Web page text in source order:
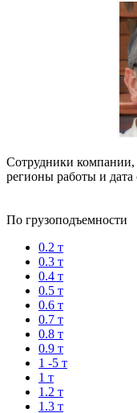
Сотрудники компании,
регионы работы и дата
По грузоподъемности
0.2 т
0.3 т
0.4 т
0.5 т
0.6 т
0.7 т
0.8 т
0.9 т
1 -5 т
1 т
1.2 т
1.3 т